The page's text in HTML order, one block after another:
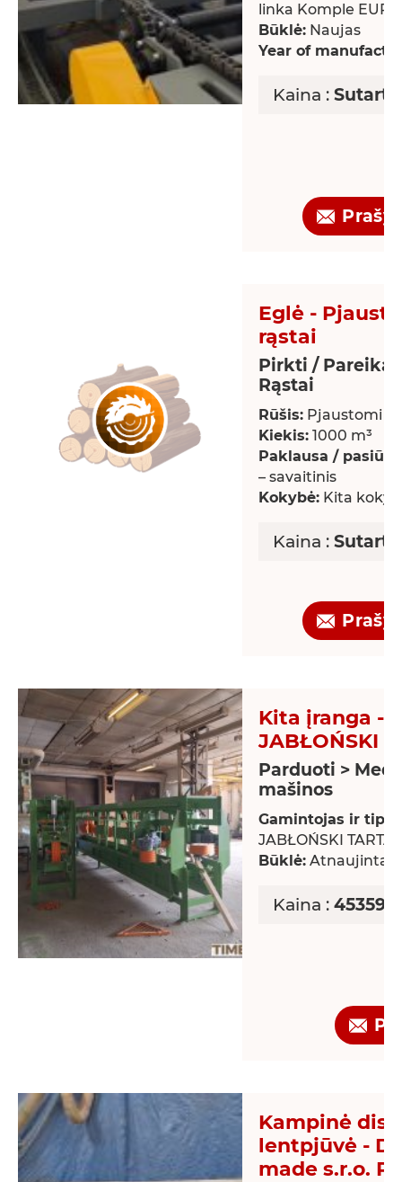
linka Komple EUR-
Būklė: Naujas
Year of
Kaina :
Eglė -
rąstai
Pirkti /
Rąstai
Rūšis: Pjaustomi
Kiekis: 1000 m³
Paklausa / pasiūla:
– savaitinis
Kokybė: Kita
Kaina :
Kita įranga -
JABŁOŃSKI
Parduoti >
mašinos
Gamintojas ir
JABŁOŃSKI
Būklė: Atnaujintas
Kaina :
Kampinė
lentpjūvė -
made s.r.o.